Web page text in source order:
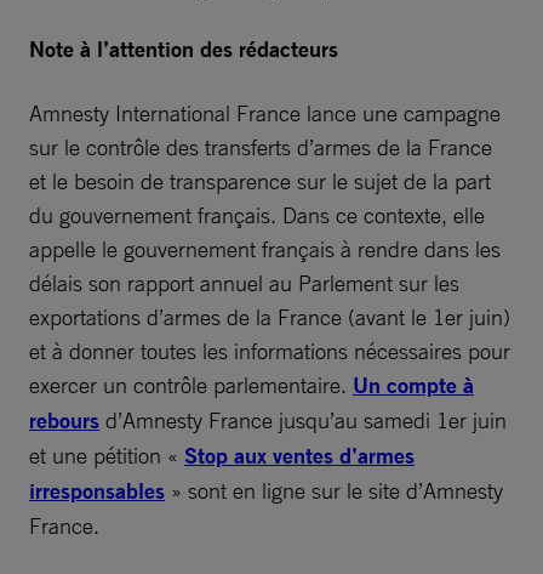
Note à l’attention des rédacteurs
Amnesty International France lance une campagne
sur le contrôle des transferts d’armes de la France
et le besoin de transparence sur le sujet de la part
du gouvernement français. Dans ce contexte, elle
appelle le gouvernement français à rendre dans les
délais son rapport annuel au Parlement sur les
exportations d’armes de la France (avant le 1er juin)
et à donner toutes les informations nécessaires pour
exercer un contrôle parlementaire. Un compte à
rebours d’Amnesty France jusqu’au samedi 1er juin
et une pétition « Stop aux ventes d’armes
irresponsables » sont en ligne sur le site d’Amnesty
France.